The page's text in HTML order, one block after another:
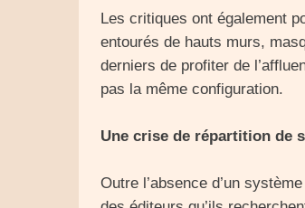
Les critiques ont également
entourés de hauts murs,
derniers de profiter de
pas la même configuration.
Une crise de répartition de
Outre l’absence d’un